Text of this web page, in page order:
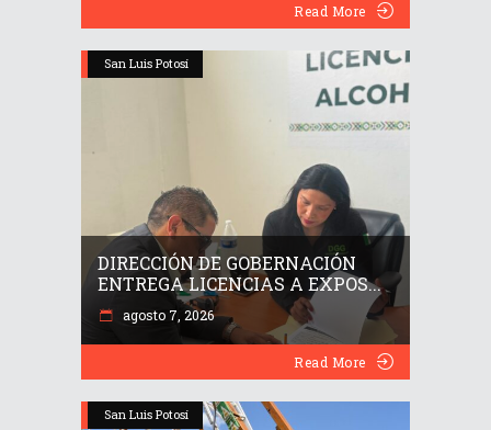
Read More
San Luis Potosí
DIRECCIÓN DE GOBERNACIÓN
ENTREGA LICENCIAS A EXPOS...
agosto 7, 2026
Read More
San Luis Potosí